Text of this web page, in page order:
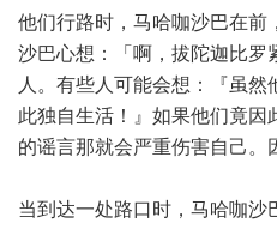
他们行路时，马哈咖沙巴在前
沙巴心想：「啊，拔陀迦比罗
人。有些人可能会想：『虽
此独自生活！』如果他们竟
的谣言那就会严重伤害自己。
当到达一处路口时，马哈咖沙